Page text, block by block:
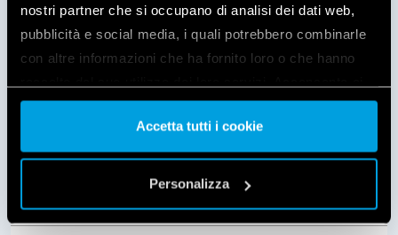
nostri partner che si occupano di analisi dei dati web,
pubblicità e social media, i quali potrebbero combinarle
con altre informazioni che ha fornito loro o che hanno
nostri cookie se continua ad utilizzare il nostro sito web.
Vai alla Cookie Policy completa
Accetta tutti i cookie
Personalizza
Catálogos
Contacto